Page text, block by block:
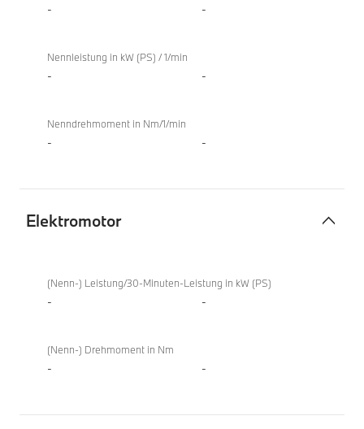
- -
Nennleistung in kW (PS) / 1/min
- -
Nenndrehmoment in Nm/1/min
- -
Elektromotor
(Nenn-) Leistung/30-Minuten-Leistung in kW (PS)
- -
(Nenn-) Drehmoment in Nm
- -